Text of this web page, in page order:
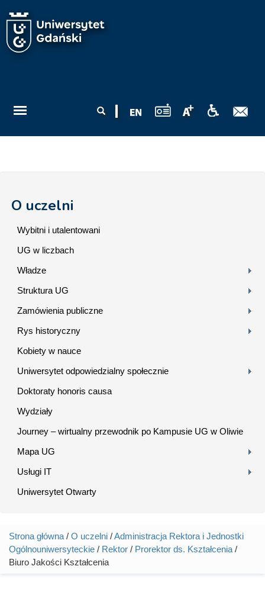
wyszukiwania
O uczelni
Wybitni i utalentowani
UG w liczbach
Władze
Struktura UG
Zamówienia publiczne
Rys historyczny
Kobiety w nauce
Uniwersytet odpowiedzialny społecznie
Doktoraty honoris causa
Wydziały
Journey – wirtualny przewodnik po Kampusie UG w Oliwie
Mapa UG
Usługi IT
Uniwersytet Otwarty
Jesteś tutaj
Strona główna / O uczelni /Administracja Rektora i Jednostki
Ogólnouniwersyteckie / Rektor / Prorektor ds. Kształcenia /
Biuro Jakości Kształcenia